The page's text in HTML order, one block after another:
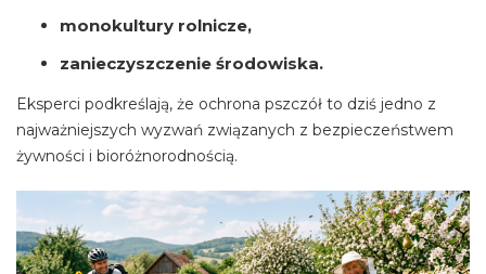
monokultury rolnicze,
zanieczyszczenie środowiska.
Eksperci podkreślają, że ochrona pszczół to dziś jedno z
najważniejszych wyzwań związanych z bezpieczeństwem
żywności i bioróżnorodnością.